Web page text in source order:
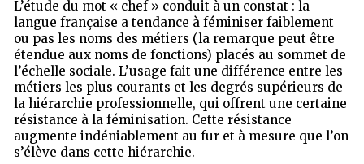
L’étude du mot « chef » conduit à un constat : la
langue française a tendance à féminiser faiblement
ou pas les noms des métiers (la remarque peut être
étendue aux noms de fonctions) placés au sommet de
l’échelle sociale. L’usage fait une différence entre les
métiers les plus courants et les degrés supérieurs de
la hiérarchie professionnelle, qui offrent une certaine
résistance à la féminisation. Cette résistance
augmente indéniablement au fur et à mesure que l’on
s’élève dans cette hiérarchie.